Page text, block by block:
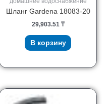
Шланг Gardena 18083-20
29,903.51 ₸
В корзину